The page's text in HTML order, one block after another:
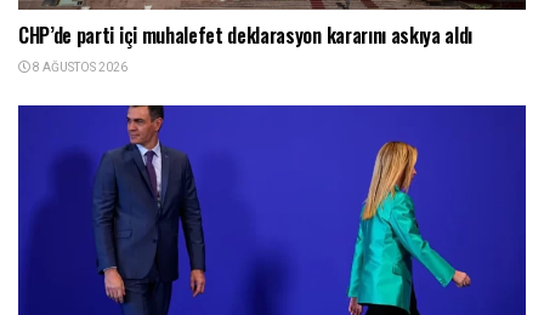
CHP’de parti içi muhalefet deklarasyon kararını askıya aldı
8 AĞUSTOS 2026